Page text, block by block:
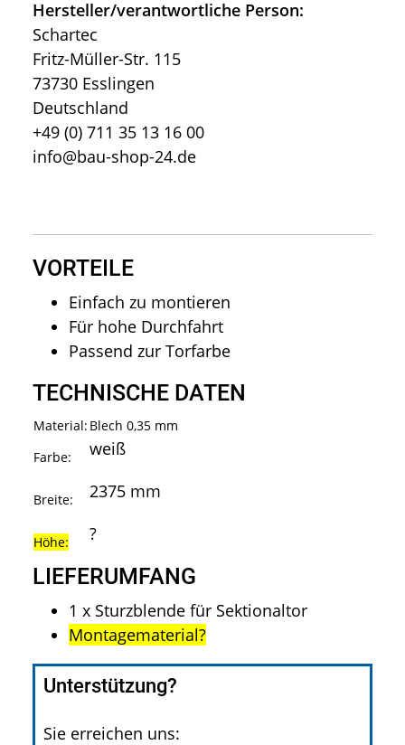
Hersteller/verantwortliche Person:
Schartec
Fritz-Müller-Str. 115
73730 Esslingen
Deutschland
+49 (0) 711 35 13 16 00
info@bau-shop-24.de
VORTEILE
Einfach zu montieren
Für hohe Durchfahrt
Passend zur Torfarbe
TECHNISCHE DATEN
Material: Blech 0,35 mm
Farbe:
weiß
Breite: 2375 mm
Höhe: ?
LIEFERUMFANG
1 x Sturzblende für Sektionaltor
Montagematerial?
Unterstützung?
Sie erreichen uns: